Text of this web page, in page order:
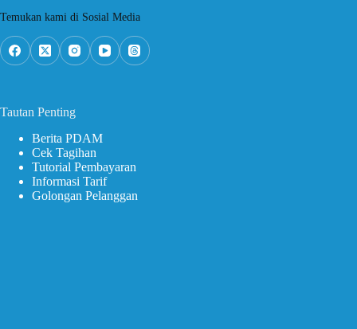
Temukan kami di Sosial Media
Tautan Penting
Berita PDAM
Cek Tagihan
Tutorial Pembayaran
Informasi Tarif
Golongan Pelanggan